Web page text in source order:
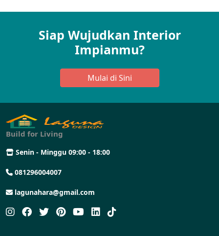
Siap Wujudkan Interior
Impianmu?
Mulai di Sini
Build for Living
Senin - Minggu 09:00 - 18:00
081296004007
lagunahara@gmail.com